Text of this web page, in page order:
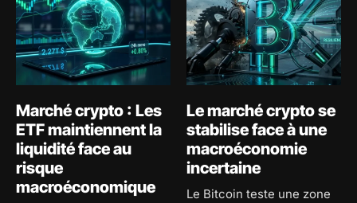
Marché crypto : Les
ETF maintiennent la
liquidité face au
risque
macroéconomique
Le marché crypto se
stabilise face à une
macroéconomie
incertaine
Le Bitcoin teste une zone